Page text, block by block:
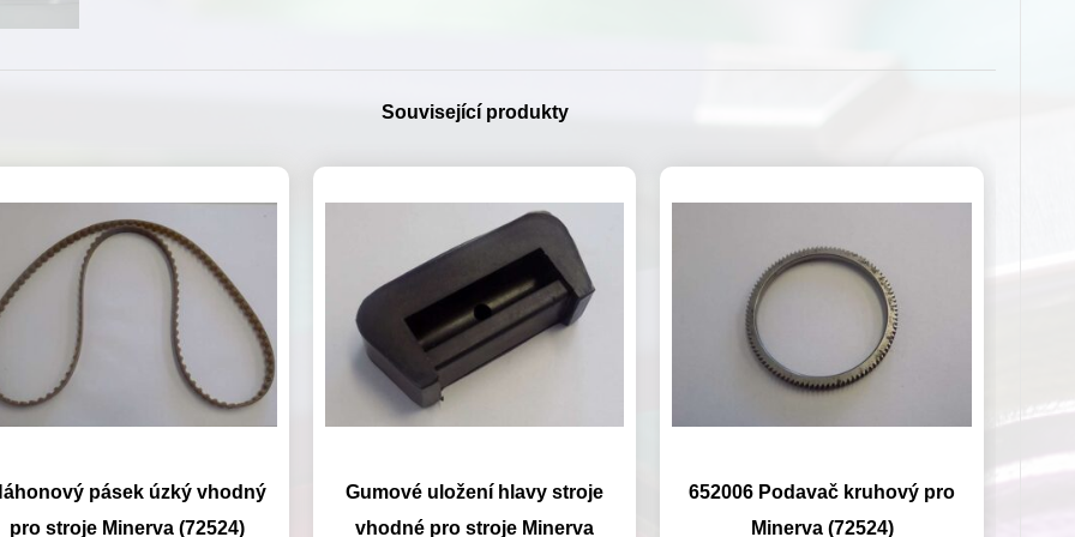
Související produkty
pásek úzký vhodný
pro stroje Minerva (72524)
Gumové uložení hlavy stroje
vhodné pro stroje Minerva
652006 Podavač kruhový pro
Minerva (72524)